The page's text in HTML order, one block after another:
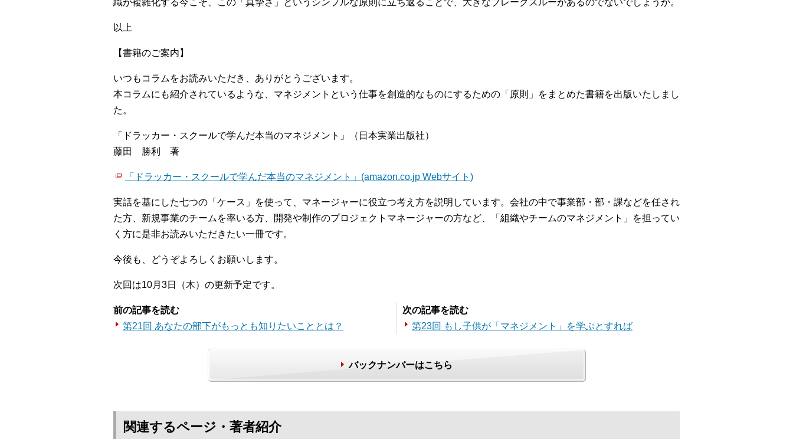
織が複雑化する今こそ、この「真摯さ」というシンプルな原則に立ち返ることで、大きなブレークスルーがあるのでないでしょうか。
以上
【書籍のご案内】
いつもコラムをお読みいただき、ありがとうございます。
本コラムにも紹介されているような、マネジメントという仕事を創造的なものにするための「原則」をまとめた書籍を出版いたしまし
た。
「ドラッカー・スクールで学んだ本当のマネジメント」（日本実業出版社）
藤田 勝利 著
「ドラッカー・スクールで学んだ本当のマネジメント」(amazon.co.jp Webサイト)
実話を基にした七つの「ケース」を使って、マネージャーに役立つ考え方を説明しています。会社の中で事業部・部・課などを任され
た方、新規事業のチームを率いる方、開発や制作のプロジェクトマネージャーの方など、「組織やチームのマネジメント」を担ってい
く方に是非お読みいただきたい一冊です。
今後も、どうぞよろしくお願いします。
次回は10月3日（木）の更新予定です。
前の記事を読む
第21回 あなたの部下がもっとも知りたいこととは？
次の記事を読む
第23回 もし子供が「マネジメント」を学ぶとすれば
バックナンバーはこちら
関連するページ・著者紹介